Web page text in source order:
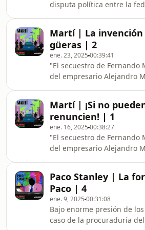
de 1984, en plena avenida
Insurgentes, fue ejecutado
espalda de cuatro balazos.
que pasar cinco añ
disputa política entre la
para investigar, hacen que
secuestro y asesinato de
Martí siga impune. En ambas
instancias, los acusados se
torturados o apresados
inocentes. Los procesos se
las pruebas nunca llegan y
impunidad, signo y sello de
Martí | La invención
güeras | 2
ene. 23, 2025 00:39:41
"El secuestro de Fernando
del empresario Alejandro
cadena de tiendas
fundadas por su familia,
toda crudezala inutilidad de
autoridades para
justicia. En el camino,
las vidas de falsos
siempre en México, la
algún día lle
Martí | ¡Si no
renuncien! | 1
ene. 16, 2025 00:38:27
"El secuestro de Fernando
del empresario Alejandro
cadena de tiendas
fundadas por su familia,
toda crudezala inutilidad de
autoridades para
justicia. En el camino,
Paco Stanley | La
Paco | 4
ene. 9, 2025 00:31:08
Bajo enorme presión de
caso de la procuraduría